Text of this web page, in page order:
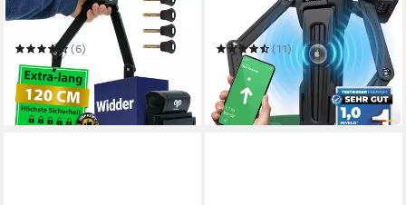
Faltschloss [120cm extra-
lang] Fahrradschloss für E-
Bike & Fahrrad mit Halterung
(6)
49,99 € UVP 65,99 €
-24%
in 2-3 Werktagen bei dir
Faltschloss Fahrradschloss
mit Fach für AirTag Fahrrad
Schloss Zahlenkombination
(11)
54,90 € UVP74,90 €
-27%
in 2-3 Werktagen bei dir